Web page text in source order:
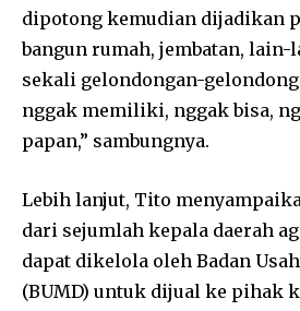
dipotong kemudian dijadikan
bangun rumah, jembatan, lain-
sekali gelondongan-
nggak memiliki, nggak bisa,
papan,” sambungnya.
Lebih lanjut, Tito
dari sejumlah kepala daerah
dapat dikelola oleh Badan
(BUMD) untuk dijual ke pihak